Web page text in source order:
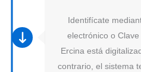
Identifícate
electrónico o
Ercina está
contrario, el sistema